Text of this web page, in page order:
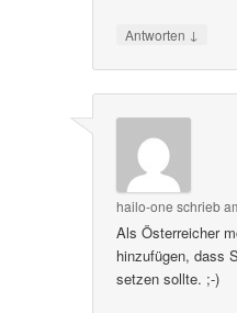
Antworten ↓
hailo-one schrieb
Als Österreicher
hinzufügen, dass
setzen sollte. ;-)